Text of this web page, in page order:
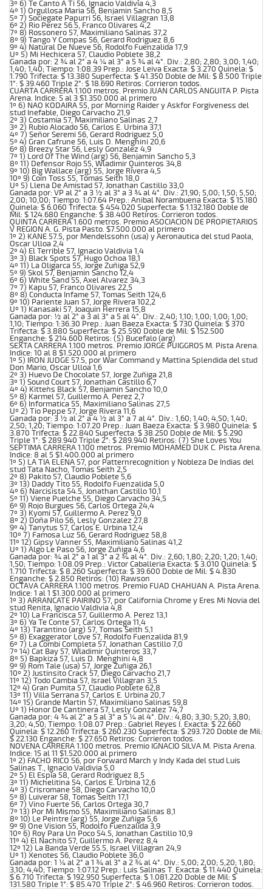
3º 6) Te Canto A Ti 56, Ignacio Valdivia 4,3
4º 1) Orgullosa Maria 56, Benjamin Sancho 8,5
5º 7) Sociegate Papurri 56, Israel Villagran 13,8
6º 2) Rio Perez 56.5, Franco Olivares 4,2
7º 8) Rossonero 57, Maximiliano Salinas 37,2
8º 9) Tango Y Compas 56, Gerard Rodriguez 8,6
9º 4) Natural De Nueve 56, Rodolfo Fuenzalida 17,9
Uº 5) Mi Hechicera 57, Claudio Poblete 38,2
Ganada por: 2 ¾ al 2° a 4 ¼ al 3° a 5 ¾ al 4°. Div.: 2,80; 2,80; 3,00; 1,40;
1,40; 1,40; Tiempo: 1:08.39 Prep.: Jose Leiva Exacta: $ 3.270 Quinela: $
1.790 Trifecta: $ 13.380 Superfecta: $ 41.350 Doble de Mil: $ 8.500 Triple
1°: $ 39.460 Triple 2°: $ 18.690 Retiros: Corrieron todos.
CUARTA CARRERA 1.100 metros. Premio JUAN CARLOS ANGUITA P. Pista
Arena. Indice: 5 al 3 $1.350.000 al primero
1º 6) NAO KODAIRA 55, por Morning Raider y Askfor Forgiveness del
stud Inefable, Diego Carvacho 21,9
2º 3) Costamia 57, Maximiliano Salinas 2,7
3º 2) Rubio Alocado 56, Carlos E. Urbina 37,1
4º 7) Señor Seremi 56, Gerard Rodriguez 5,0
5º 4) Gran Cafrune 56, Luis D. Menghini 20,6
6º 8) Breezy Star 56, Lesly Gonzalez 4,9
7º 1) Lord Of The Wind (arg) 56, Benjamin Sancho 5,3
8º 11) Defensor Rojo 55, Wladimir Quinteros 34,8
9º 10) Big Wallace (arg) 55, Jorge Rivera 4,5
10º 9) Coin Toss 55, Tomas Seith 18,0
Uº 5) Llena De Amistad 57, Jonathan Castillo 33,0
Ganada por: VP al 2° a 3 ½ al 3° a 3 ¾ al 4°. Div.: 21,90; 5,00; 1,50; 5,50;
2,00; 10,00; Tiempo: 1:07.64 Prep.: Anibal Norambuena Exacta: $ 15.180
Quinela: $ 6.060 Trifecta: $ 454.020 Superfecta: $ 1.132.180 Doble de
Mil: $ 124.680 Enganche: $ 38.400 Retiros: Corrieron todos.
QUINTA CARRERA 1.600 metros. Premio ASOCIACION DE PROPIETARIOS
V REGION A. G. Pista Pasto. $7.500.000 al primero
1º 2) KANE 57.5, por Mendelssohn (usa) y Aeronautica del stud Paola,
Oscar Ulloa 2,4
2º 4) El Terrible 57, Ignacio Valdivia 1,4
3º 3) Black Spots 57, Hugo Ochoa 18,1
4º 11) La Oligarca 55, Jorge Zuñiga 52,9
5º 9) Skol 57, Benjamin Sancho 12,4
6º 6) White Sand 55, Axel Alvarez 34,3
7º 7) Kapu 57, Franco Olivares 22,5
8º 8) Conducta Infame 57, Tomas Seith 124,6
9º 10) Pariente Juan 57, Jorge Rivera 102,2
Uº 1) Kanasaki 57, Joaquin Herrera 15,8
Ganada por: ½ al 2° a 3 al 3° a 5 al 4°. Div.: 2,40; 1,10; 1,00; 1,00; 1,00;
1,10; Tiempo: 1:36.30 Prep.: Juan Baeza Exacta: $ 730 Quinela: $ 370
Trifecta: $ 3.880 Superfecta: $ 25.590 Doble de Mil: $ 152.500
Enganche: $ 214.600 Retiros: (5) Bucefalo (arg)
SEXTA CARRERA 1.100 metros. Premio JORGE PUIGGROS M. Pista Arena.
Indice: 10 al 8 $1.520.000 al primero
1º 5) IRON JUDGE 57.5, por War Command y Mattina Splendida del stud
Don Mario, Oscar Ulloa 1,6
2º 3) Huevo De Chocolate 57, Jorge Zuñiga 21,8
3º 1) Sound Court 57, Jonathan Castillo 6,7
4º 4) Kitten`s Black 57, Benjamin Sancho 10,0
5º 8) Karmel 57, Guillermo A. Perez 2,7
6º 6) Informatica 55, Maximiliano Salinas 27,5
Uº 2) Tio Peppe 57, Jorge Rivera 11,6
Ganada por: 3 ½ al 2° a 4 ½ al 3° a 7 al 4°. Div.: 1,60; 1,40; 4,50; 1,40;
2,50; 1,20; Tiempo: 1:07.20 Prep.: Juan Baeza Exacta: $ 3.980 Quinela: $
3.870 Trifecta: $ 22.840 Superfecta: $ 38.250 Doble de Mil: $ 5.290
Triple 1°: $ 289.940 Triple 2°: $ 289.940 Retiros: (7) She Loves You
SEPTIMA CARRERA 1.100 metros. Premio MOHAMED DUK C. Pista Arena.
Indice: 8 al 5 $1.400.000 al primero
1º 5) LA TIA ELENA 57, por Patternrecognition y Nobleza De Indias del
stud Tata Nacho, Tomas Seith 2,5
2º 8) Pakito 57, Claudio Poblete 5,6
3º 13) Daddy Tito 55, Rodolfo Fuenzalida 5,0
4º 6) Narcisista 54.5, Jonathan Castillo 10,1
5º 11) Viene Puelche 55, Diego Carvacho 34,5
6º 9) Rojo Burgues 56, Carlos Ortega 24,4
7º 3) Kyomi 57, Guillermo A. Perez 9,0
8º 2) Doña Pilo 56, Lesly Gonzalez 27,8
9º 4) Tanytus 57, Carlos E. Urbina 12,4
10º 7) Famosa Luz 56, Gerard Rodriguez 58,8
11º 12) Gipsy Vanner 55, Maximiliano Salinas 41,2
Uº 1) Algo Le Paso 56, Jorge Zuñiga 4,6
Ganada por: ¾ al 2° a 1 al 3° a 2 ¾ al 4°. Div.: 2,60; 1,80; 2,20; 1,20; 1,40;
1,50; Tiempo: 1:08.09 Prep.: Victor Caballeria Exacta: $ 3.010 Quinela: $
1.710 Trifecta: $ 8.260 Superfecta: $ 39.600 Doble de Mil: $ 4.830
Enganche: $ 2.850 Retiros: (10) Rawson
OCTAVA CARRERA 1.100 metros. Premio FUAD CHAHUAN A. Pista Arena.
Indice: 1 al 1 $1.300.000 al primero
1º 3) ARRANCATE PAIRINO 57, por California Chrome y Eres Mi Novia del
stud Renita, Ignacio Valdivia 4,8
2º 10) La Francisca 57, Guillermo A. Perez 13,1
3º 6) Ya Te Conte 57, Carlos Ortega 11,4
4º 13) Tarantino (arg) 57, Tomas Seith 5,1
5º 8) Exaggerator Love 57, Rodolfo Fuenzalida 81,9
6º 7) La Combi Completa 57, Jonathan Castillo 7,0
7º 14) Cat Bay 57, Wladimir Quinteros 33,7
8º 5) Bapkiza 57, Luis D. Menghini 4,8
9º 9) Rom Tale (usa) 57, Jorge Zuñiga 26,1
10º 2) Justinsito Crack 57, Diego Carvacho 21,7
11º 12) Todo Cambia 57, Israel Villagran 3,5
12º 4) Gran Pumita 57, Claudio Poblete 62,8
13º 11) Villa Serrana 57, Carlos E. Urbina 20,7
14º 15) Grande Martin 57, Maximiliano Salinas 59,8
Uº 1) Honor De Cantinera 57, Lesly Gonzalez 74,7
Ganada por: 4 ¾ al 2° a 5 al 3° a 5 ¼ al 4°. Div.: 4,80; 3,30; 5,20; 3,80;
3,20; 4,50; Tiempo: 1:08.07 Prep.: Gabriel Reyes I. Exacta: $ 22.660
Quinela: $ 12.260 Trifecta: $ 260.230 Superfecta: $ 293.720 Doble de Mil:
$ 22.130 Enganche: $ 27.650 Retiros: Corrieron todos.
NOVENA CARRERA 1.100 metros. Premio IGNACIO SILVA M. Pista Arena.
Indice: 15 al 11 $1.520.000 al primero
1º 2) FACHO RICO 56, por Forward March y Indy Kada del stud Luis
Salinas T., Ignacio Valdivia 5,0
2º 5) El Espia 58, Gerard Rodriguez 8,5
3º 11) Michelitina 54, Carlos E. Urbina 12,6
4º 3) Crisromane 58, Diego Carvacho 10,0
5º 8) Luiverar 58, Tomas Seith 17,1
6º 7) Vino Fuerte 56, Carlos Ortega 30,7
7º 13) Por Mi Mismo 55, Maximiliano Salinas 8,1
8º 10) Le Peintre (arg) 55, Jorge Zuñiga 5,6
9º 9) One Vision 55, Rodolfo Fuenzalida 3,9
10º 6) Roy Para Un Poco 54.5, Jonathan Castillo 10,9
11º 4) El Nachito 57, Guillermo A. Perez 8,4
12º 12) La Banda Verde 55.5, Israel Villagran 24,9
Uº 1) Xenotes 56, Claudio Poblete 36,0
Ganada por: 1 ¼ al 2° a 1 ¾ al 3° a 2 ¾ al 4°. Div.: 5,00; 2,00; 5,20; 1,80;
3,10; 4,40; Tiempo: 1:07.12 Prep.: Luis Salinas T. Exacta: $ 11.440 Quinela:
$ 6.710 Trifecta: $ 192.950 Superfecta: $ 1.081.220 Doble de Mil: $
131.580 Triple 1°: $ 85.470 Triple 2°: $ 46.960 Retiros: Corrieron todos.